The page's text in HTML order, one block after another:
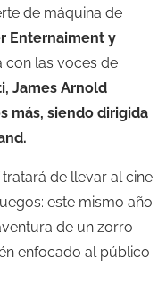
de máquina de
Enternaiment y
con las voces de
James Arnold
más, siendo dirigida
de llevar al cine
este mismo año
de un zorro
enfocado al público